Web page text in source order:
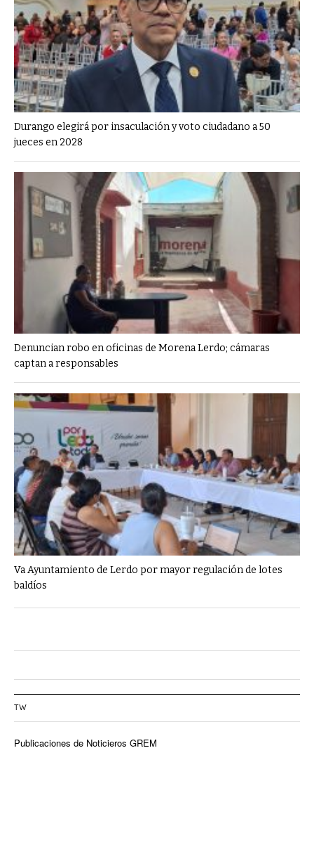
Durango elegirá por insaculación y voto ciudadano a 50
jueces en 2028
Denuncian robo en oficinas de Morena Lerdo; cámaras
captan a responsables
Va Ayuntamiento de Lerdo por mayor regulación de lotes
baldíos
TW
Publicaciones de Noticieros GREM